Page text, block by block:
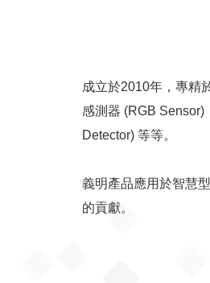
成立於2010年，專精
感測器 (RGB Sensor)
Detector) 等等。
義明產品應用於智慧
的貢獻。